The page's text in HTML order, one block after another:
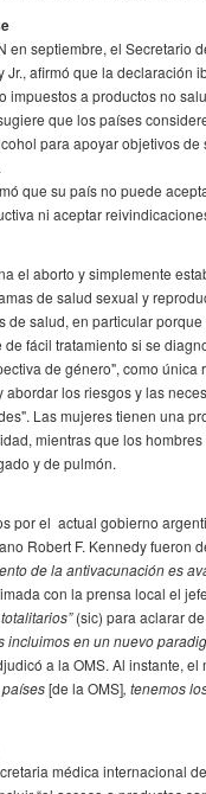
en septiembre, el Secretario
Jr., afirmó que la declaración
impuestos a productos no
que los países
para apoyar objetivos
que su país no puede
ni aceptar
el aborto y simplemente
de salud sexual y
de salud, en particular
de fácil tratamiento si se
de género", como única
abordar los riesgos y las
Las mujeres tienen una
mientras que los
y de pulmón.
por el actual gobierno
Robert F. Kennedy fueron
de la antivacunación es
con la prensa local el
(sic) para aclarar
incluimos en un nuevo
a la OMS. Al instante,
países[de la OMS], tenemos
médica internacional